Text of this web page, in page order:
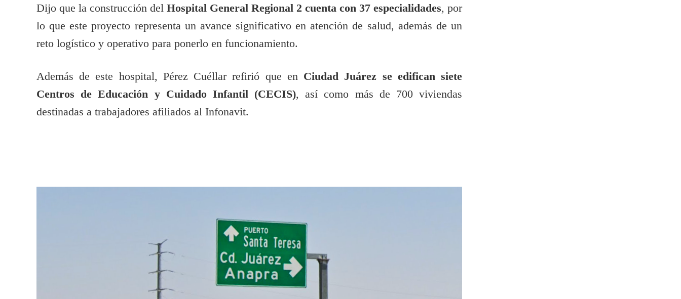
Dijo que la construcción del Hospital General Regional 2 cuenta con 37 especialidades, por
lo que este proyecto representa un avance significativo en atención de salud, además de un
reto logístico y operativo para ponerlo en funcionamiento.
Además de este hospital, Pérez Cuéllar refirió que en Ciudad Juárez se edifican siete
Centros de Educación y Cuidado Infantil (CECIS), así como más de 700 viviendas
destinadas a trabajadores afiliados al Infonavit.